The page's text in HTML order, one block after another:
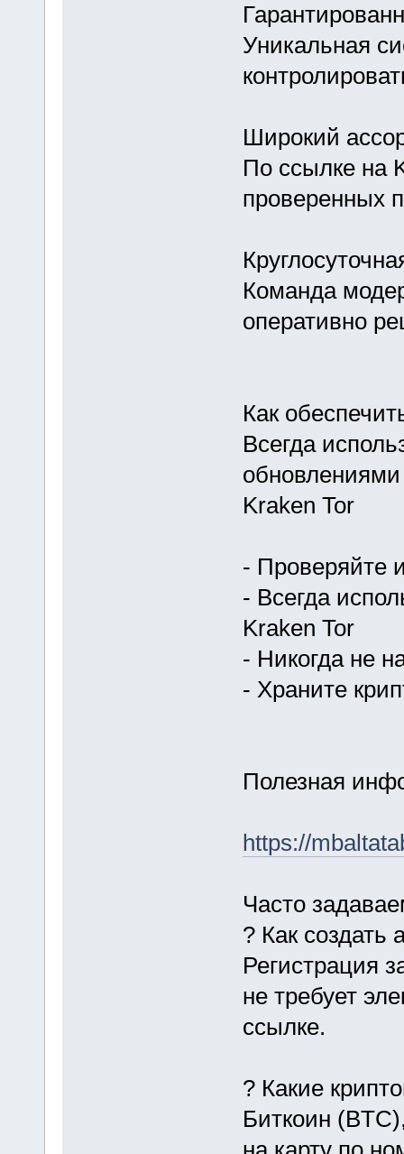
Уникальная
Широкий
По ссылке на
проверенных
Команда
оперативно
Как
Всегда
Kraken Tor
- Проверяйте
- Всегда
Kraken Tor
- Никогда не
- Храните
Полезная
https://
Часто
? Как создать
Регистрация
не требует
ссылке.
? Какие
Биткоин